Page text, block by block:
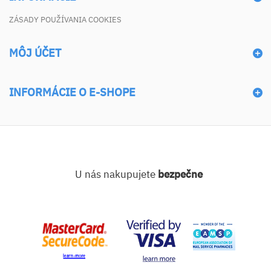
ZÁSADY POUŽÍVANIA COOKIES
MÔJ ÚČET
INFORMÁCIE O E-SHOPE
U nás nakupujete bezpečne